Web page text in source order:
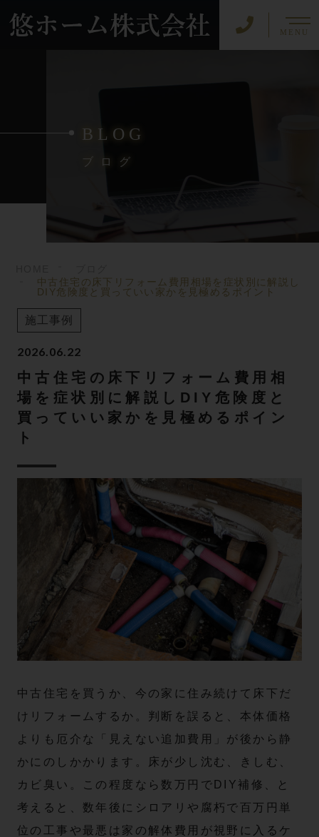
MENU
BLOG
ブログ
中古住宅の床下リフォーム費用相場を症状別に解説し
DIY危険度と買っていい家かを見極めるポイント
施工事例
2026.06.22
中古住宅の床下リフォーム費用相
場を症状別に解説しDIY危険度と
買っていい家かを見極めるポイン
ト
中古住宅を買うか、今の家に住み続けて床下だ
けリフォームするか。判断を誤ると、本体価格
よりも厄介な「見えない追加費用」が後から静
かにのしかかります。床が少し沈む、きしむ、
カビ臭い。この程度なら数万円でDIY補修、と
考えると、数年後にシロアリや腐朽で百万円単
位の工事や最悪は家の解体費用が視野に入るケ